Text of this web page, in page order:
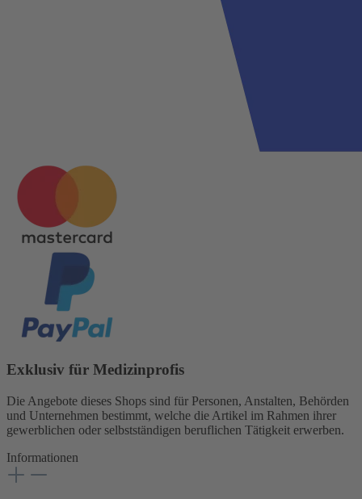
Exklusiv für Medizinprofis
Die Angebote dieses Shops sind für Personen, Anstalten, Behörden
und Unternehmen bestimmt, welche die Artikel im Rahmen ihrer
gewerblichen oder selbstständigen beruflichen Tätigkeit erwerben.
Informationen